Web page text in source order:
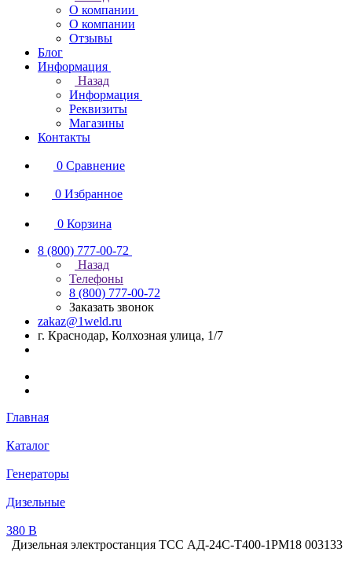
О компании
О компании
Отзывы
Блог
Информация
Назад
Информация
Реквизиты
Магазины
Контакты
0 Сравнение
0 Избранное
0 Корзина
8 (800) 777-00-72
Назад
Телефоны
8 (800) 777-00-72
Заказать звонок
zakaz@1weld.ru
г. Краснодар, Колхозная улица, 1/7
Главная
Каталог
Генераторы
Дизельные
380 В
Дизельная электростанция ТСС АД-24С-Т400-1РМ18 003133